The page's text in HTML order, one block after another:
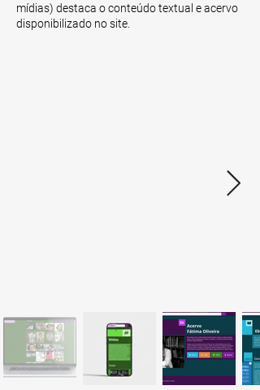
mídias) destaca o conteúdo textual e acervo
disponibilizado no site.